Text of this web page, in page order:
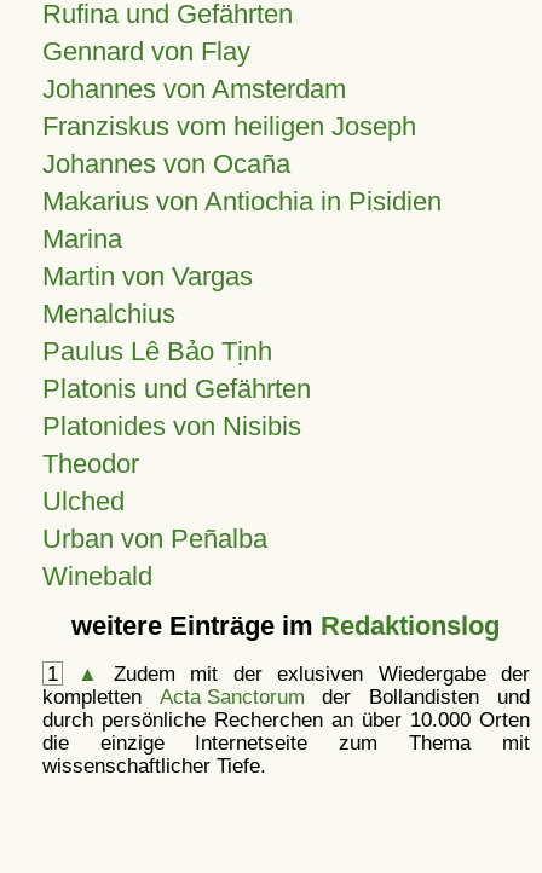
Rufina und Gefährten
Gennard von Flay
Johannes von Amsterdam
Franziskus vom heiligen Joseph
Johannes von Ocaña
Makarius von Antiochia in Pisidien
Marina
Martin von Vargas
Menalchius
Paulus Lê Bảo Tịnh
Platonis und Gefährten
Platonides von Nisibis
Theodor
Ulched
Urban von Peñalba
Winebald
weitere Einträge im Redaktionslog
1 ▲
Zudem mit der exlusiven Wiedergabe der
kompletten Acta Sanctorum der Bollandisten und
durch persönliche Recherchen an über 10.000 Orten
die einzige Internetseite zum Thema mit
wissenschaftlicher Tiefe.